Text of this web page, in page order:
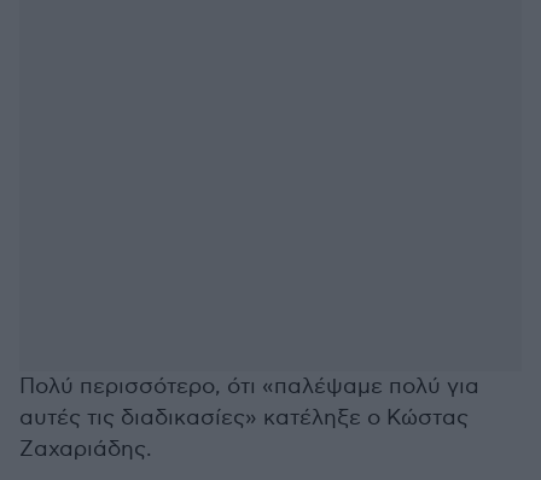
Πολύ περισσότερο, ότι «παλέψαμε πολύ για
αυτές τις διαδικασίες» κατέληξε ο Κώστας
Ζαχαριάδης.